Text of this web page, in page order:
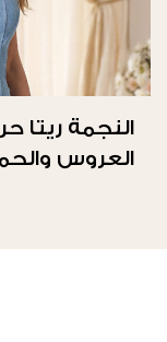
النجمة ريتا
العروس